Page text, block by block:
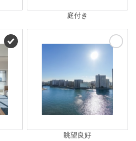
庭付き
眺望良好